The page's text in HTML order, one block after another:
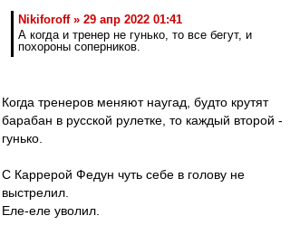
Nikiforoff » 29 апр 2022 01:41
А когда и тренер не гунько, то все бегут, и
похороны соперников.
Когда тренеров меняют наугад, будто крутят
барабан в русской рулетке, то каждый второй -
гунько.
С Каррерой Федун чуть себе в голову не
выстрелил.
Еле-еле уволил.